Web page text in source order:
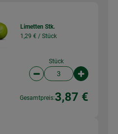
Limetten Stk.
1,29 € / Stück
Stück
Artikelanzahl
Gesamtpreis:3,87 €